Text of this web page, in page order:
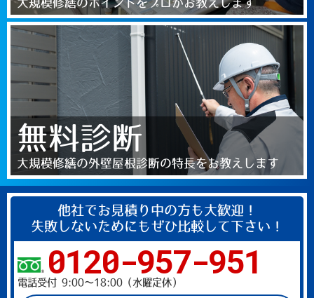
無料診断
大規模修繕の外壁屋根診断の特長をお教えします
他社でお見積り中の方も大歓迎！
失敗しないためにもぜひ比較して下さい！
0120-957-951
電話受付 9:00～18:00（水曜定休）